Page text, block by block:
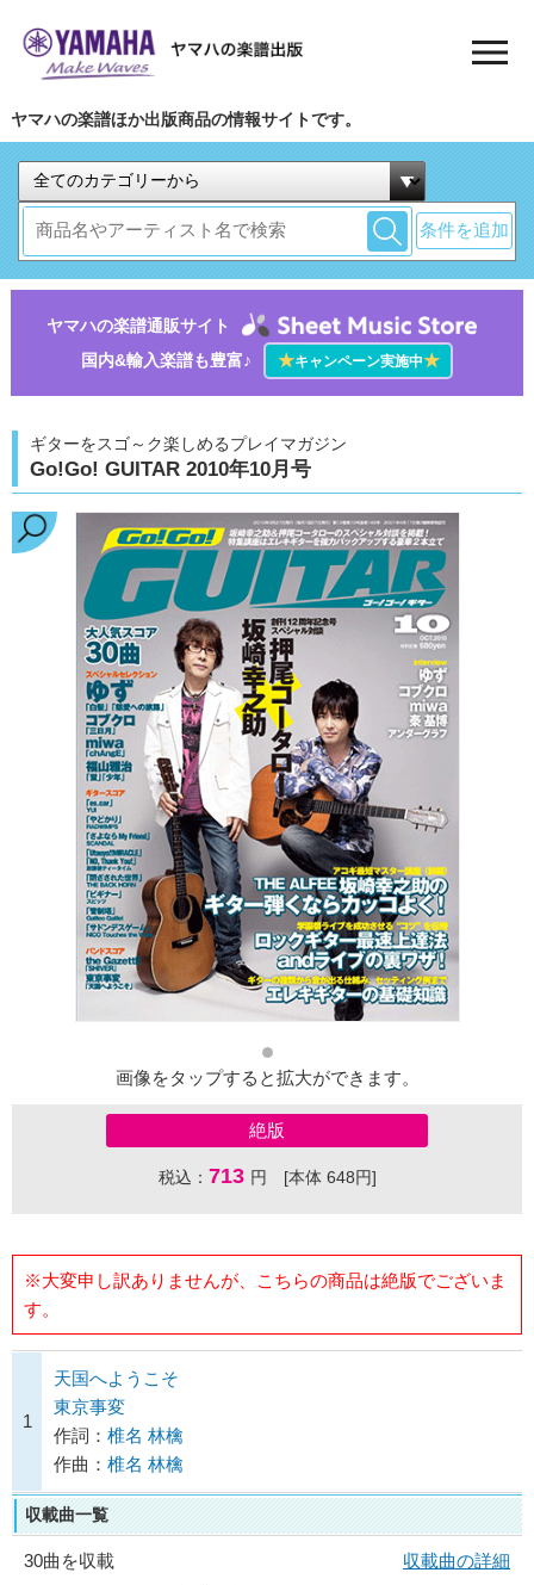
ヤマハの楽譜ほか出版商品の情報サイトです。
条件を追加
ヤマハの楽譜通販サイト
国内&輸入楽譜も豊富♪
★キャンペーン実施中★
ギターをスゴ～ク楽しめるプレイマガジン
Go!Go! GUITAR 2010年10月号
画像をタップすると拡大ができます。
絶版
税込： 713 円 [本体 648円]
※大変申し訳ありませんが、こちらの商品は絶版でございま
す。
1
天国へようこそ
東京事変
作詞： 椎名 林檎
作曲： 椎名 林檎
収載曲一覧
30曲を収載
収載曲の詳細